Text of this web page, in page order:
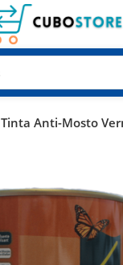
Tinta Anti-Mosto